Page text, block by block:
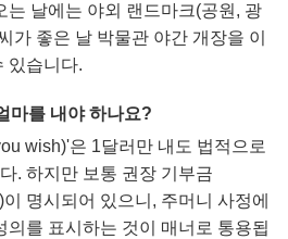
는 날에는 야외 랜드마크(공원, 광
가 좋은 날 박물관 야간 개장을 이
있습니다.
마를 내야 하나요?
wish)'은 1달러만 내도 법적으로
. 하지만 보통 권장 기부금
명시되어 있으니, 주머니 사정에
의를 표시하는 것이 매너로 통용됩